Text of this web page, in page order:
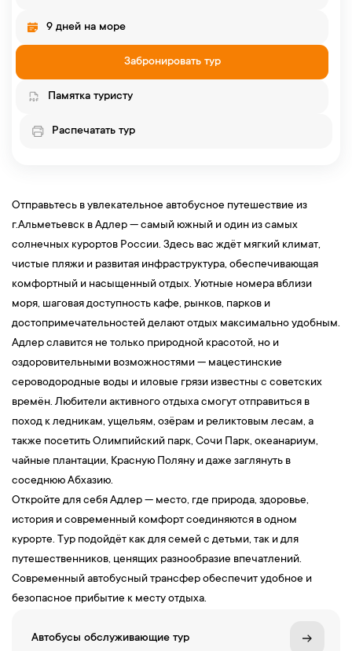
9 дней на море
Забронировать тур
Памятка туристу
Распечатать тур
Отправьтесь в увлекательное автобусное путешествие из
г.Альметьевск в Адлер — самый южный и один из самых
солнечных курортов России. Здесь вас ждёт мягкий климат,
чистые пляжи и развитая инфраструктура, обеспечивающая
комфортный и насыщенный отдых. Уютные номера вблизи
моря, шаговая доступность кафе, рынков, парков и
достопримечательностей делают отдых максимально удобным.
Адлер славится не только природной красотой, но и
оздоровительными возможностями — мацестинские
сероводородные воды и иловые грязи известны с советских
времён. Любители активного отдыха смогут отправиться в
поход к ледникам, ущельям, озёрам и реликтовым лесам, а
также посетить Олимпийский парк, Сочи Парк, океанариум,
чайные плантации, Красную Поляну и даже заглянуть в
соседнюю Абхазию.
Откройте для себя Адлер — место, где природа, здоровье,
история и современный комфорт соединяются в одном
курорте. Тур подойдёт как для семей с детьми, так и для
путешественников, ценящих разнообразие впечатлений.
Современный автобусный трансфер обеспечит удобное и
безопасное прибытие к месту отдыха.
Автобусы обслуживающие тур